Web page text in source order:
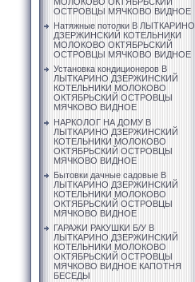
ОСТРОВЦЫ МЯЧКОВО ВИДНОЕ
Натяжные потолки В ЛЫТКАРИНО
ДЗЕРЖИНСКИЙ КОТЕЛЬНИКИ
МОЛОКОВО ОКТЯБРЬСКИЙ
ОСТРОВЦЫ МЯЧКОВО ВИДНОЕ
Установка кондиционеров В
ЛЫТКАРИНО ДЗЕРЖИНСКИЙ
КОТЕЛЬНИКИ МОЛОКОВО
ОКТЯБРЬСКИЙ ОСТРОВЦЫ
МЯЧКОВО ВИДНОЕ
НАРКОЛОГ НА ДОМУ В
ЛЫТКАРИНО ДЗЕРЖИНСКИЙ
КОТЕЛЬНИКИ МОЛОКОВО
ОКТЯБРЬСКИЙ ОСТРОВЦЫ
МЯЧКОВО ВИДНОЕ
Бытовки дачные садовые В
ЛЫТКАРИНО ДЗЕРЖИНСКИЙ
КОТЕЛЬНИКИ МОЛОКОВО
ОКТЯБРЬСКИЙ ОСТРОВЦЫ
МЯЧКОВО ВИДНОЕ
ГАРАЖИ РАКУШКИ Б/У В
ЛЫТКАРИНО ДЗЕРЖИНСКИЙ
КОТЕЛЬНИКИ МОЛОКОВО
ОКТЯБРЬСКИЙ ОСТРОВЦЫ
МЯЧКОВО ВИДНОЕ КАПОТНЯ
БЕСЕДЫ